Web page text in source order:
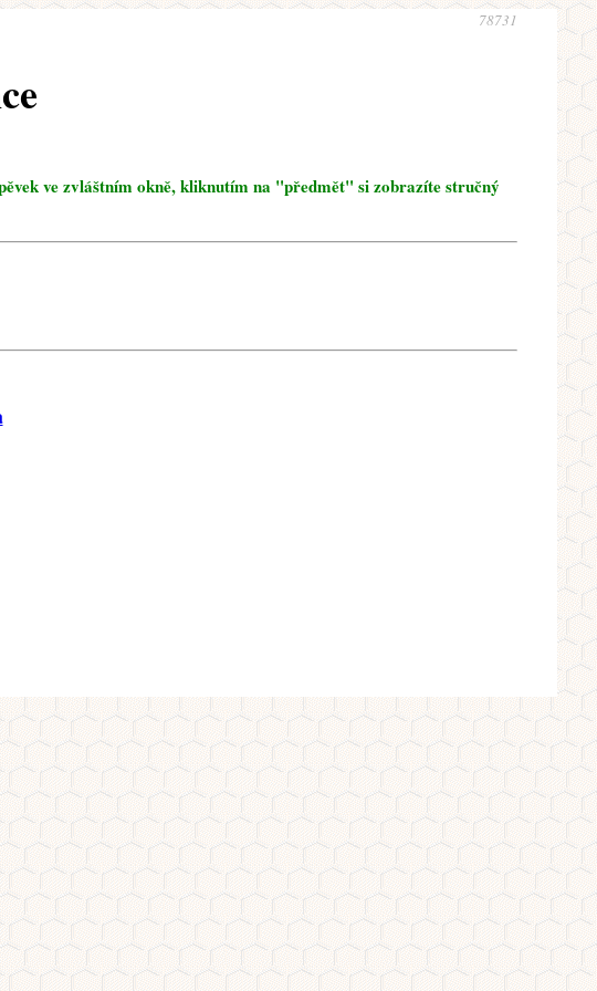
78731
ve zvláštním okně, kliknutím na "předmět" si zobrazíte stručný